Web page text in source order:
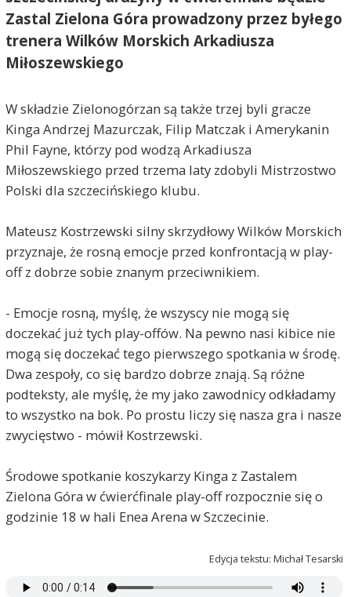
Zastal Zielona Góra prowadzony przez byłego
trenera Wilków Morskich Arkadiusza
Miłoszewskiego
W składzie Zielonogórzan są także trzej byli gracze
Kinga Andrzej Mazurczak, Filip Matczak i Amerykanin
Phil Fayne, którzy pod wodzą Arkadiusza
Miłoszewskiego przed trzema laty zdobyli Mistrzostwo
Polski dla szczecińskiego klubu.
Mateusz Kostrzewski silny skrzydłowy Wilków Morskich
przyznaje, że rosną emocje przed konfrontacją w play-
off z dobrze sobie znanym przeciwnikiem.
- Emocje rosną, myślę, że wszyscy nie mogą się
doczekać już tych play-offów. Na pewno nasi kibice nie
mogą się doczekać tego pierwszego spotkania w środę.
Dwa zespoły, co się bardzo dobrze znają. Są różne
podteksty, ale myślę, że my jako zawodnicy odkładamy
to wszystko na bok. Po prostu liczy się nasza gra i nasze
zwycięstwo - mówił Kostrzewski.
Środowe spotkanie koszykarzy Kinga z Zastalem
Zielona Góra w ćwierćfinale play-off rozpocznie się o
godzinie 18 w hali Enea Arena w Szczecinie.
Edycja tekstu: Michał Tesarski